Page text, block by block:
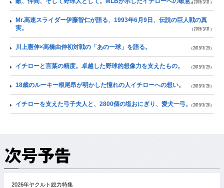
（2019/3/31）
Mr.高速スライダー伊藤智仁が語る、1993年6月9日、伝説の巨人戦の真
実。
（2019/3/31）
川上憲伸×高橋由伸初対戦の「あの一球」を語る。 （2019/3/29）
イチローと言葉の精度。卓越した野球的想像力を支えたもの。 （2019/3/29）
18歳のルーキー根尾昂が明かした憧れの人イチローへの想い。 （2019/3/28）
イチローを支えた弓子夫人と、2800個の塩おにぎり、愛犬一弓。 （2019/3/28）
2026年ヤクルト総力特集